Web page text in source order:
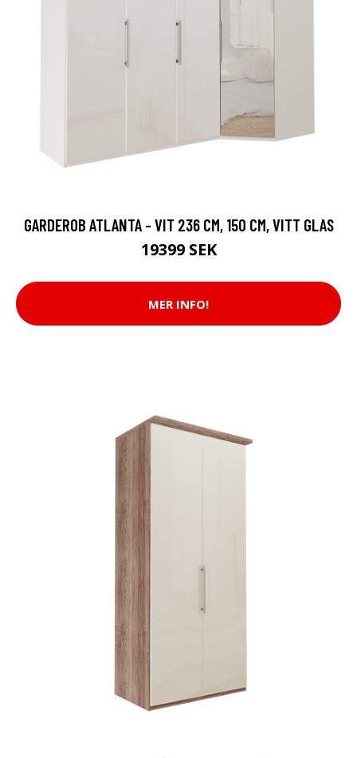
GARDEROB ATLANTA - VIT 236 CM, 150 CM, VITT GLAS
19399 SEK
MER INFO!